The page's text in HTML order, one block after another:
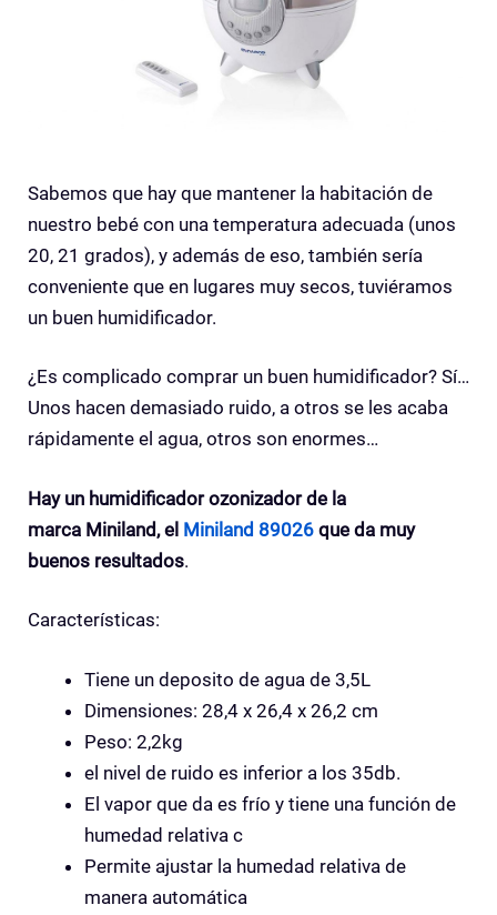
Sabemos que hay que mantener la habitación de
nuestro bebé con una temperatura adecuada (unos
20, 21 grados), y además de eso, también sería
conveniente que en lugares muy secos, tuviéramos
un buen humidificador.
¿Es complicado comprar un buen humidificador? Sí…
Unos hacen demasiado ruido, a otros se les acaba
rápidamente el agua, otros son enormes…
Hay un humidificador ozonizador de la
marca Miniland, el Miniland 89026 que da muy
buenos resultados.
Características:
Tiene un deposito de agua de 3,5L
Dimensiones: 28,4 x 26,4 x 26,2 cm
Peso: 2,2kg
el nivel de ruido es inferior a los 35db.
El vapor que da es frío y tiene una función de
humedad relativa c
Permite ajustar la humedad relativa de
manera automática